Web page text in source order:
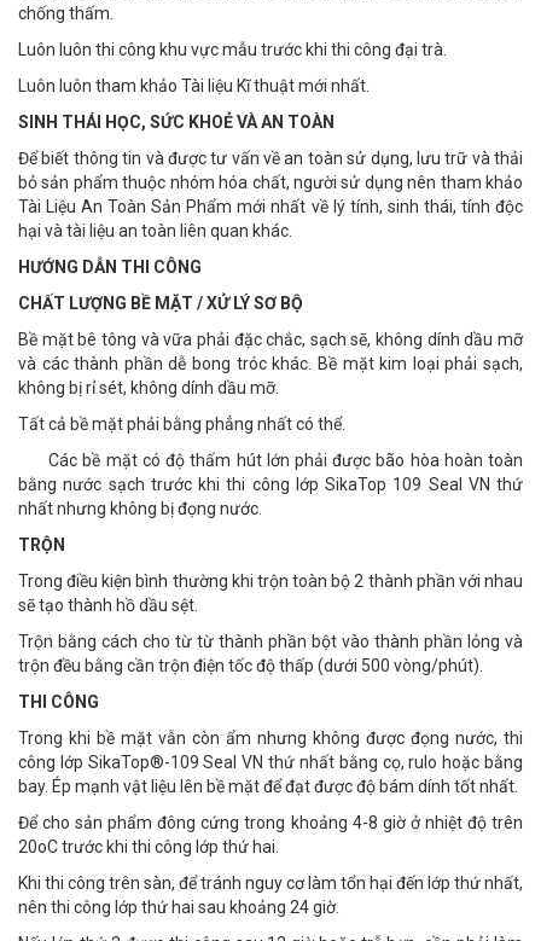
chống thấm.
Luôn luôn thi công khu vực mẫu trước khi thi công đại trà.
Luôn luôn tham khảo Tài liệu Kĩ thuật mới nhất.
SINH THÁI HỌC, SỨC KHOẺ VÀ AN TOÀN
Để biết thông tin và được tư vấn về an toàn sử dụng, lưu trữ và thải
bỏ sản phẩm thuộc nhóm hóa chất, người sử dụng nên tham khảo
Tài Liệu An Toàn Sản Phẩm mới nhất về lý tính, sinh thái, tính độc
hại và tài liệu an toàn liên quan khác.
HƯỚNG DẪN THI CÔNG
CHẤT LƯỢNG BỀ MẶT / XỬ LÝ SƠ BỘ
Bề mặt bê tông và vữa phải đặc chắc, sạch sẽ, không dính dầu mỡ
và các thành phần dễ bong tróc khác. Bề mặt kim loại phải sạch,
không bị rỉ sét, không dính dầu mỡ.
Tất cả bề mặt phải bằng phẳng nhất có thể.
Các bề mặt có độ thấm hút lớn phải được bão hòa hoàn toàn
bằng nước sạch trước khi thi công lớp SikaTop 109 Seal VN thứ
nhất nhưng không bị đọng nước.
TRỘN
Trong điều kiện bình thường khi trộn toàn bộ 2 thành phần với nhau
sẽ tạo thành hồ dầu sệt.
Trộn bằng cách cho từ từ thành phần bột vào thành phần lỏng và
trộn đều bằng cần trộn điện tốc độ thấp (dưới 500 vòng/phút).
THI CÔNG
Trong khi bề mặt vẫn còn ẩm nhưng không được đọng nước, thi
công lớp SikaTop®-109 Seal VN thứ nhất bằng cọ, rulo hoặc bằng
bay. Ép mạnh vật liệu lên bề mặt để đạt được độ bám dính tốt nhất.
Để cho sản phẩm đông cứng trong khoảng 4-8 giờ ở nhiệt độ trên
20oC trước khi thi công lớp thứ hai.
Khi thi công trên sàn, để tránh nguy cơ làm tổn hại đến lớp thứ nhất,
nên thi công lớp thứ hai sau khoảng 24 giờ.